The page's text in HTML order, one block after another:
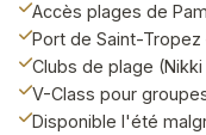
Accès plages de
Port de Saint-
Clubs de plage
V-Class pour
Disponible l'été